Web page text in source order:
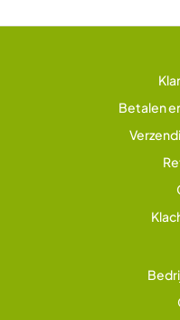
Betalen